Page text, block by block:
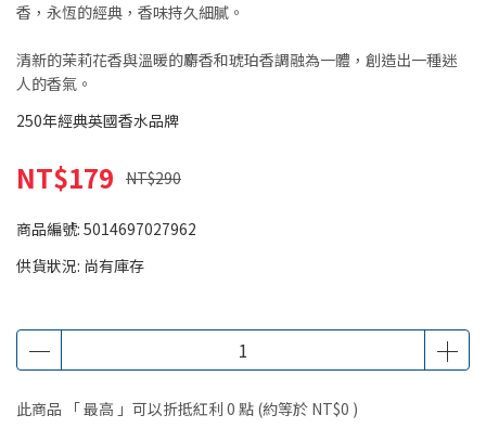
香，永恆的經典，香味持久細膩。
清新的茉莉花香與溫暖的麝香和琥珀香調融為一體，創造出一種迷
人的香氣。
250年經典英國香水品牌
NT$179 NT$290
商品編號: 5014697027962
供貨狀況: 尚有庫存
此商品 「 最高 」可以折抵紅利 0 點 (約等於 NT$0 )